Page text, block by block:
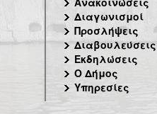
Διαγωνισμοί
Προσλήψεις
Διαβουλεύσεις
Εκδηλώσεις
Ο Δήμος
Υπηρεσίες